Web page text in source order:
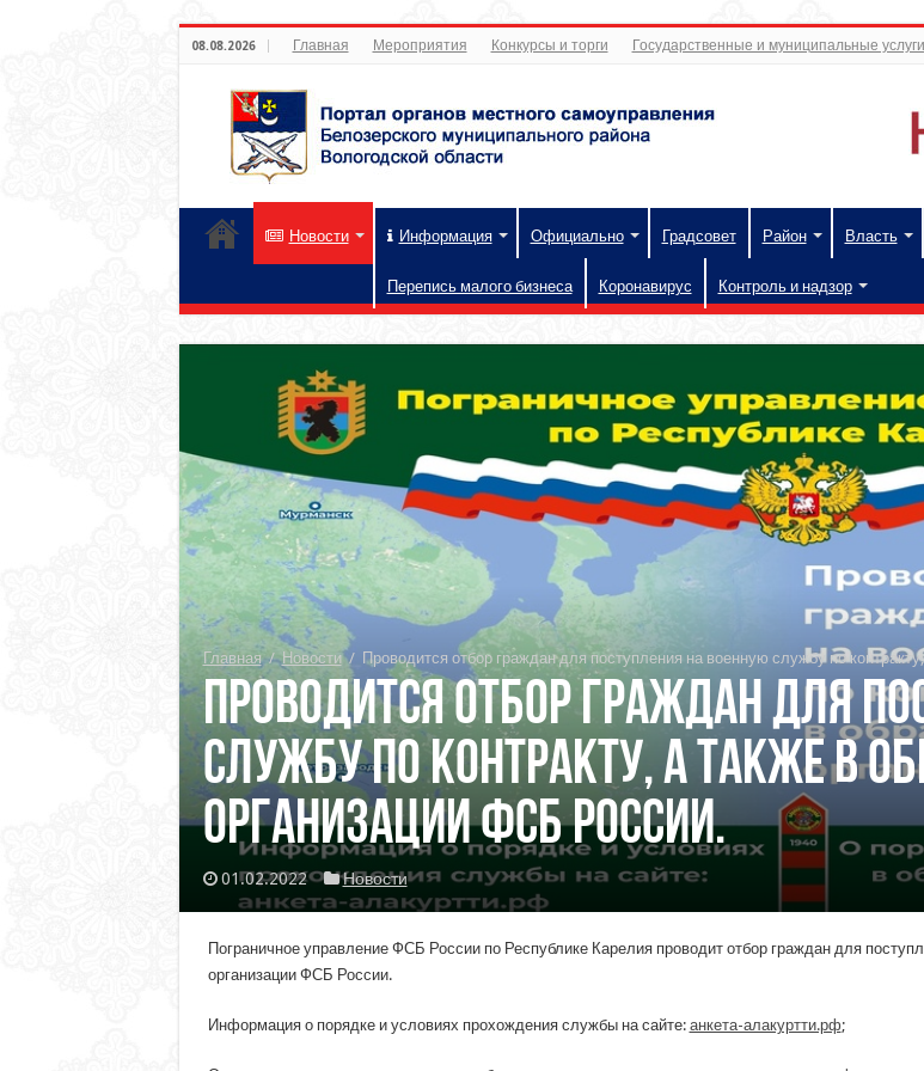
08.08.2026 Главная Мероприятия Конкурсы и торги Государственные и муниципальные услуги
Новости Информация Официально Градсовет Район Власть
Перепись малого бизнеса Коронавирус Контроль и надзор
Главная / Новости / Проводится отбор граждан для поступления на военную службу по
Проводится отбор граждан для
службу по контракту, а также в
организации ФСБ России.
01.02.2022 Новости
Пограничное управление ФСБ России по Республике Карелия проводит отбор граждан для
организации ФСБ России.
Информация о порядке и условиях прохождения службы на сайте: анкета-алакуртти.рф;